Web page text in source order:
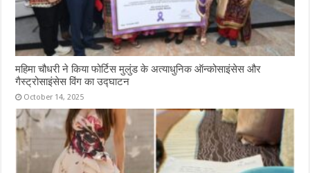
महिमा चौधरी ने किया फोर्टिस मुलुंड के अत्याधुनिक ऑन्कोसाइंसेस और
गैस्ट्रोसाइंसेस विंग का उद्घाटन
October 14, 2025